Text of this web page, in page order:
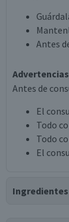
Antes
Advertencias
Antes de
El
Todo
Todo
El
Ingredientes